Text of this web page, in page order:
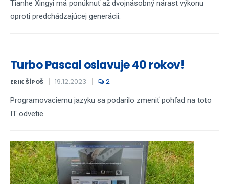
Tianhe Xingyi má ponúknuť až dvojnásobný nárast výkonu
oproti predchádzajúcej generácii.
Turbo Pascal oslavuje 40 rokov!
ERIK ŠÍPOŠ 19.12.2023 2
Programovaciemu jazyku sa podarilo zmeniť pohľad na toto
IT odvetie.